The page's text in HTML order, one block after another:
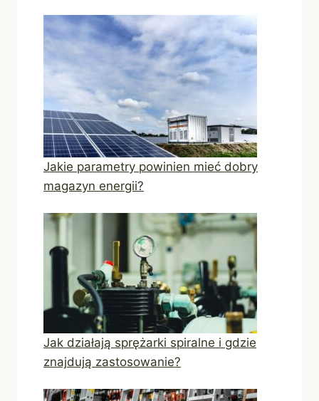
Jakie parametry powinien mieć dobry
magazyn energii?
Jak działają sprężarki spiralne i gdzie
znajdują zastosowanie?